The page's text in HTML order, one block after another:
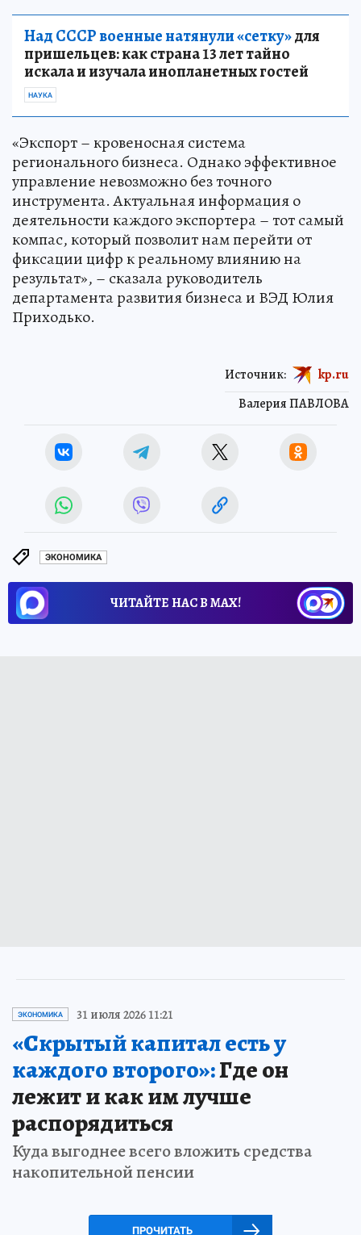
Над СССР военные натянули «сетку»для
пришельцев: как страна 13 лет тайно
искала и изучала инопланетных гостей
НАУКА
«Экспорт – кровеносная система
регионального бизнеса. Однако эффективное
управление невозможно без точного
инструмента. Актуальная информация о
деятельности каждого экспортера – тот самый
компас, который позволит нам перейти от
фиксации цифр к реальному влиянию на
результат», – сказала руководитель
департамента развития бизнеса и ВЭД Юлия
Приходько.
Валерия ПАВЛОВА
Источник: kp.ru
ЭКОНОМИКА
ЧИТАЙТЕ НАС В МАХ!
ЭКОНОМИКА 31 июля 2026 11:21
«Скрытый капитал есть у
каждого второго»:Где он
лежит и как им лучше
распорядиться
Куда выгоднее всего вложить средства
накопительной пенсии
ПРОЧИТАТЬ